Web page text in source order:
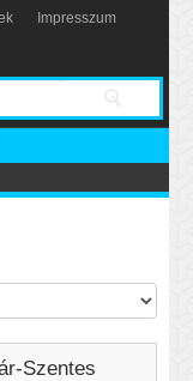
Impresszum
Szentes